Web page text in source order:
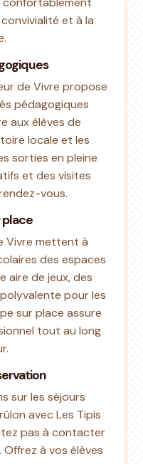
et à la
de Vivre propose
pédagogiques
aux élèves de
locale et les
sorties en pleine
et des visites
vous.
place
Vivre mettent à
des espaces
aire de jeux, des
pour les
sur place assure
tout au long
sur les séjours
avec Les Tipis
pas à contacter
à vos élèves